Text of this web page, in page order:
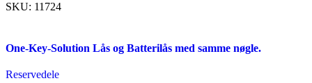
SKU: 11724
One-Key-Solution Lås og Batterilås med samme nøgle.
Reservedele